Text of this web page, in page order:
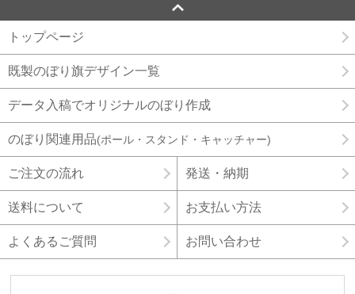
トップページ
既製のぼり旗デザイン一覧
データ入稿でオリジナルのぼり作成
のぼり関連用品(ポール・スタンド・キャッチャー)
ご注文の流れ 発送・納期
送料について お支払い方法
よくあるご質問 お問い合わせ